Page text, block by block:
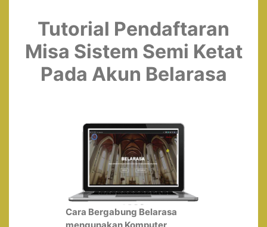
Tutorial Pendaftaran
Misa Sistem Semi Ketat
Pada Akun Belarasa
Cara Bergabung Belarasa